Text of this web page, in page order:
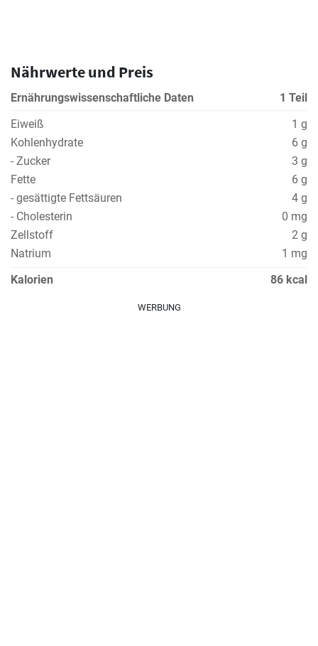
Nährwerte und Preis
Ernährungswissenschaftliche Daten
1 Teil
Eiweiß
1 g
Kohlenhydrate
6 g
- Zucker
3 g
Fette
6 g
- gesättigte Fettsäuren
4 g
- Cholesterin
0 mg
Zellstoff
2 g
Natrium
1 mg
Kalorien
86 kcal
WERBUNG